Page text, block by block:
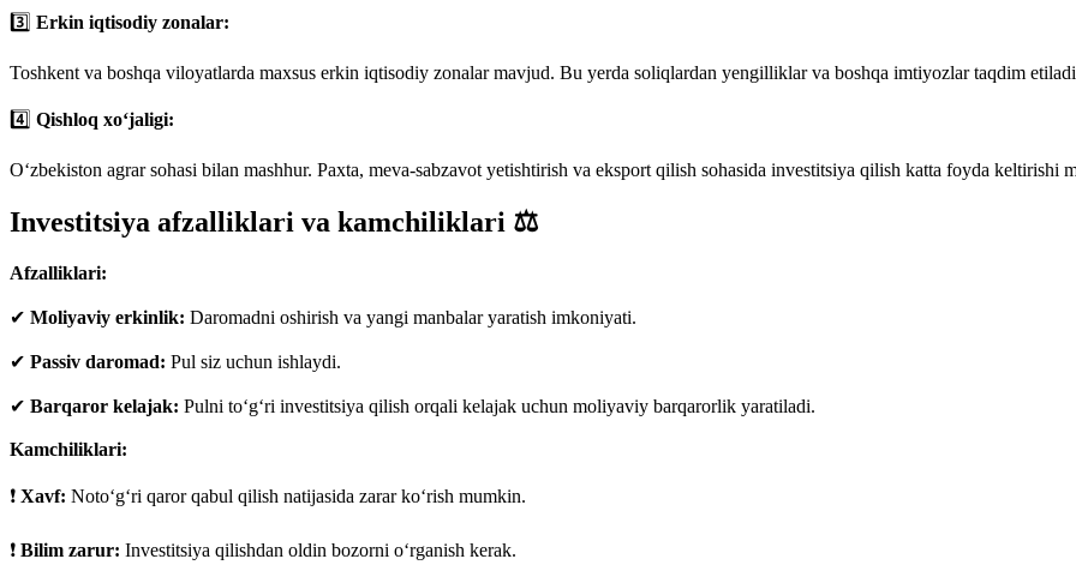
3️⃣ Erkin iqtisodiy zonalar:
Toshkent va boshqa viloyatlarda maxsus erkin iqtisodiy zonalar mavjud. Bu yerda soliqlardan yengilliklar va boshqa imtiyozlar taqdim
4️⃣ Qishloq xo‘jaligi:
O‘zbekiston agrar sohasi bilan mashhur. Paxta, meva-sabzavot yetishtirish va eksport qilish sohasida investitsiya qilish katta foyda keltirishi
Investitsiya afzalliklari va kamchiliklari ⚖️
Afzalliklari:
✔ Moliyaviy erkinlik: Daromadni oshirish va yangi manbalar yaratish imkoniyati.
✔ Passiv daromad: Pul siz uchun ishlaydi.
✔ Barqaror kelajak: Pulni to‘g‘ri investitsiya qilish orqali kelajak uchun moliyaviy barqarorlik yaratiladi.
Kamchiliklari:
❗ Xavf: Noto‘g‘ri qaror qabul qilish natijasida zarar ko‘rish mumkin.
❗ Bilim zarur: Investitsiya qilishdan oldin bozorni o‘rganish kerak.